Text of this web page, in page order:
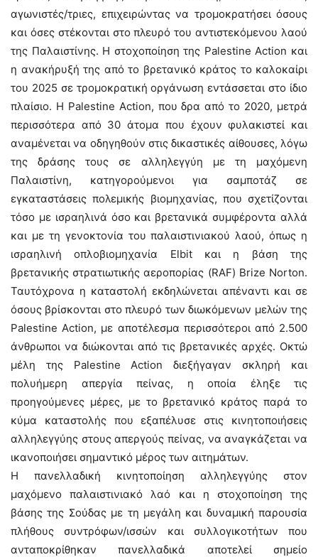
αγωνιστές/τριες, επιχειρώντας να τρομοκρατήσει όσους
και όσες στέκονται στο πλευρό του αντιστεκόμενου λαού
της Παλαιστίνης. Η στοχοποίηση της Palestine Action και
η ανακήρυξή της από το βρετανικό κράτος το καλοκαίρι
του 2025 σε τρομοκρατική οργάνωση εντάσσεται στο ίδιο
πλαίσιο. Η Palestine Action, που δρα από το 2020, μετρά
περισσότερα από 30 άτομα που έχουν φυλακιστεί και
αναμένεται να οδηγηθούν στις δικαστικές αίθουσες, λόγω
της δράσης τους σε αλληλεγγύη με τη μαχόμενη
Παλαιστίνη, κατηγορούμενοι για σαμποτάζ σε
εγκαταστάσεις πολεμικής βιομηχανίας, που σχετίζονται
τόσο με ισραηλινά όσο και βρετανικά συμφέροντα αλλά
και με τη γενοκτονία του παλαιστινιακού λαού, όπως η
ισραηλινή οπλοβιομηχανία Elbit και η βάση της
βρετανικής στρατιωτικής αεροπορίας (RAF) Brize Norton.
Ταυτόχρονα η καταστολή εκδηλώνεται απέναντι και σε
όσους βρίσκονται στο πλευρό των διωκόμενων μελών της
Palestine Action, με αποτέλεσμα περισσότεροι από 2.500
άνθρωποι να διώκονται από τις βρετανικές αρχές. Οκτώ
μέλη της Palestine Action διεξήγαγαν σκληρή και
πολυήμερη απεργία πείνας, η οποία έληξε τις
προηγούμενες μέρες, με το βρετανικό κράτος παρά το
κύμα καταστολής που εξαπέλυσε στις κινητοποιήσεις
αλληλεγγύης στους απεργούς πείνας, να αναγκάζεται να
ικανοποιήσει σημαντικό μέρος των αιτημάτων.
Η πανελλαδική κινητοποίηση αλληλεγγύης στον
μαχόμενο παλαιστινιακό λαό και η στοχοποίηση της
βάσης της Σούδας με τη μεγάλη και δυναμική παρουσία
πλήθους συντρόφων/ισσών και συλλογικοτήτων που
ανταποκρίθηκαν πανελλαδικά αποτελεί σημείο